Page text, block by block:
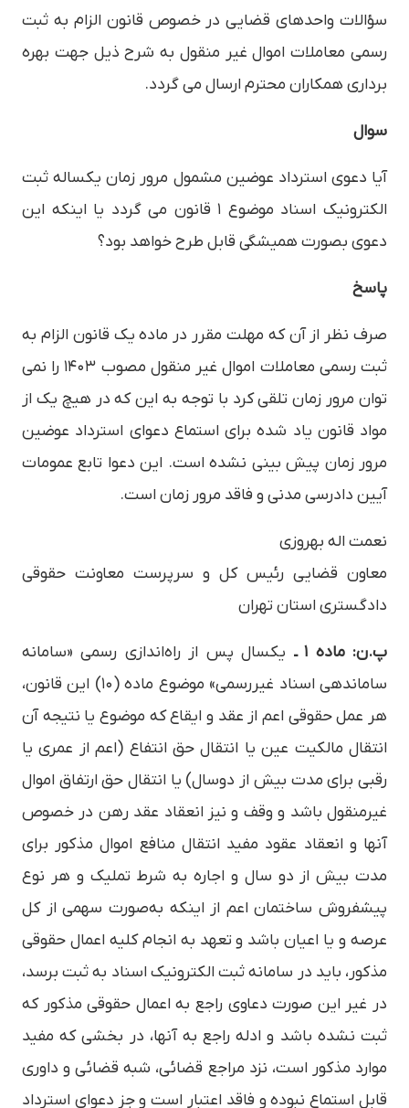
سؤالات واحدهای قضایی در خصوص قانون الزام به ثبت
رسمی معاملات اموال غیر منقول به شرح ذیل جهت بهره
برداری همکاران محترم ارسال می گردد.
سوال
آیا دعوی استرداد عوضین مشمول مرور زمان یکساله ثبت
الکترونیک اسناد موضوع ۱ قانون می گردد یا اینکه این
دعوی بصورت همیشگی قابل طرح خواهد بود؟
پاسخ
صرف نظر از آن که مهلت مقرر در ماده یک قانون الزام به
ثبت رسمی معاملات اموال غیر منقول مصوب ۱۴۰۳ را نمی
توان مرور زمان تلقی کرد با توجه به این که در هیچ یک از
مواد قانون یاد شده برای استماع دعوای استرداد عوضین
مرور زمان پیش بینی نشده است. این دعوا تابع عمومات
آیین دادرسی مدنی و فاقد مرور زمان است.
نعمت اله بهروزی
معاون قضایی رئیس کل و سرپرست معاونت حقوقی
دادگستری استان تهران
پ.ن: ماده ۱ ـ
یکسال پس از راه‌­اندازی رسمی «سامانه
ساماندهی اسناد غیررسمی» موضوع ماده (۱۰) این قانون،
هر عمل حقوقی اعم از عقد و ایقاع که موضوع یا نتیجه آن‌
انتقال مالکیت عین یا انتقال حق انتفاع (اعم از عمری یا
رقبی برای مدت بیش از دوسال) یا انتقال حق ارتفاق اموال
غیرمنقول ­باشد و وقف و نیز انعقاد عقد رهن در خصوص
آنها و انعقاد عقود مفید انتقال منافع اموال مذکور برای
مدت بیش از دو سال و اجاره به شرط تملیک و هر نوع
پیش­فروش ساختمان اعم از اینکه به‌صورت سهمی از کل
عرصه و یا اعیان باشد و تعهد به انجام کلیه اعمال حقوقی
مذکور، باید در سامانه ثبت الکترونیک اسناد به ثبت برسد،
در غیر این صورت دعاوی راجع به اعمال حقوقی مذکور که
ثبت نشده باشد و ادله راجع به آنها، در بخشی که مفید
موارد مذکور است، نزد مراجع قضائی، شبه قضائی و داوری
قابل استماع نبوده و فاقد اعتبار است و جز دعوای استرداد